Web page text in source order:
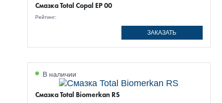
Смазка Total Copal EP 00
Рейтинг:
ЗАКАЗАТЬ
В наличии
Смазка Total Biomerkan RS